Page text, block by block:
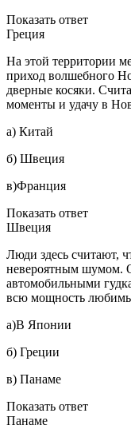
Показать ответ
Греция
На этой территории
приход волшебного
дверные косяки.
моменты и удачу в
а) Китай
б) Швеция
в)Франция
Показать ответ
Швеция
Люди здесь считают,
невероятным шумом.
автомобильными
всю мощность
а)В Японии
б) Греции
в) Панаме
Показать ответ
Панаме